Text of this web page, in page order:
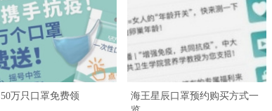
万只口罩免费领
海王星辰口罩预约购买方式一